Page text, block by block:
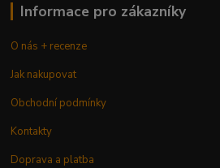
Informace pro zákazníky
O nás + recenze
Jak nakupovat
Obchodní podmínky
Kontakty
Doprava a platba